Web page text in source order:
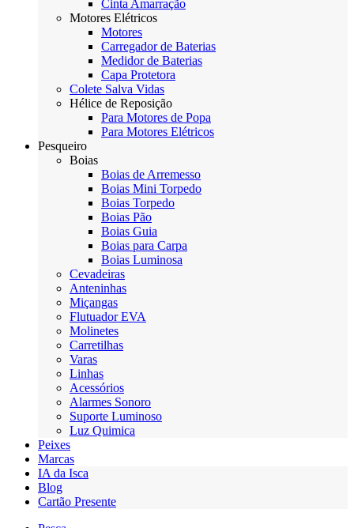
Cinta Amarração
Motores Elétricos
Motores
Carregador de Baterias
Medidor de Baterias
Capa Protetora
Colete Salva Vidas
Hélice de Reposição
Para Motores de Popa
Para Motores Elétricos
Pesqueiro
Boias
Boias de Arremesso
Boias Mini Torpedo
Boias Torpedo
Boias Pão
Boias Guia
Boias para Carpa
Boias Luminosa
Cevadeiras
Anteninhas
Miçangas
Flutuador EVA
Molinetes
Carretilhas
Varas
Linhas
Acessórios
Alarmes Sonoro
Suporte Luminoso
Luz Quimica
Peixes
Marcas
IA da Isca
Blog
Cartão Presente